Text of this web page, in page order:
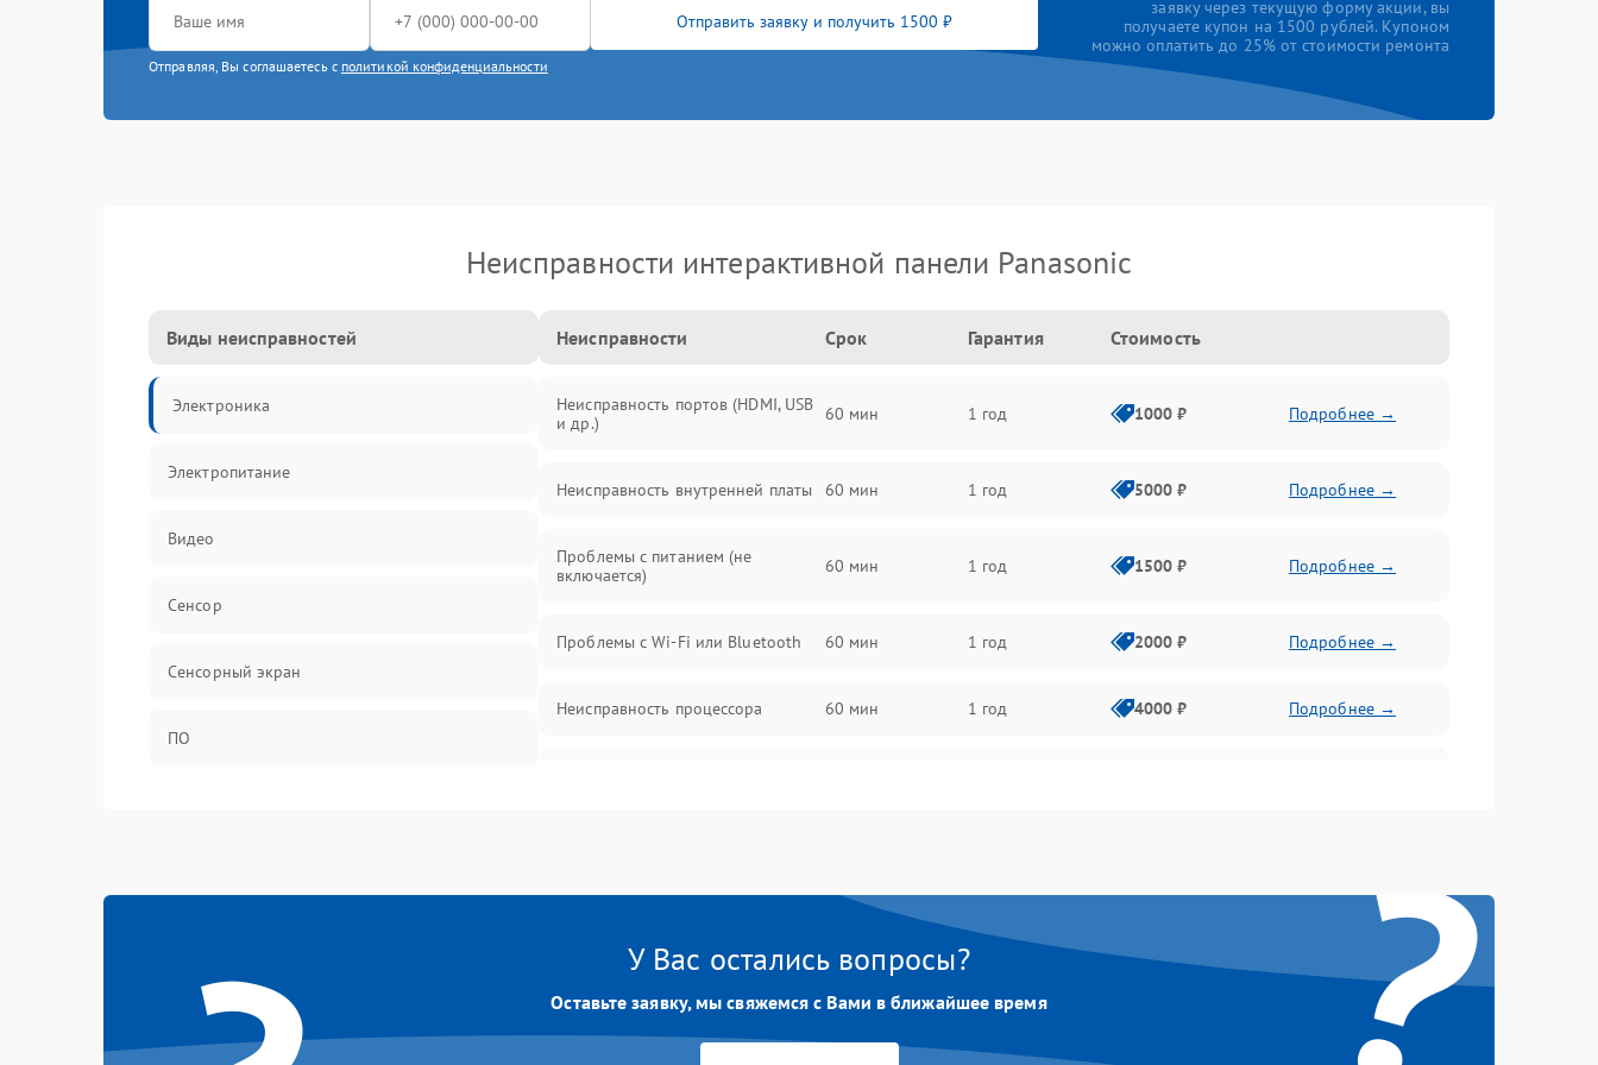
Отправить заявку и получить 1500 ₽
Отправляя, Вы соглашаетесь с политикой конфиденциальности
заявку через текущую форму акции, вы
получаете купон на 1500 рублей. Купоном
можно оплатить до 25% от стоимости ремонта
Неисправности интерактивной панели Panasonic
Виды неисправностей
Электроника
Электропитание
Видео
Сенсор
Сенсорный экран
ПО
Механические повреждения
Неисправности Срок Гарантия Стоимость
Неисправность портов (HDMI, USB
и др.)
60 мин 1 год 1000 ₽ Подробнее →
Неисправность внутренней платы 60 мин 1 год 5000 ₽ Подробнее →
Проблемы с питанием (не
включается)
60 мин 1 год 1500 ₽ Подробнее →
Проблемы с Wi-Fi или Bluetooth 60 мин 1 год 2000 ₽ Подробнее →
Неисправность процессора 60 мин 1 год 4000 ₽ Подробнее →
1 год Подробнее →
Неисправность системы
охлаждения
60 мин 1 год Подробнее →
?
У Вас остались вопросы?
Оставьте заявку, мы свяжемся с Вами в ближайшее время